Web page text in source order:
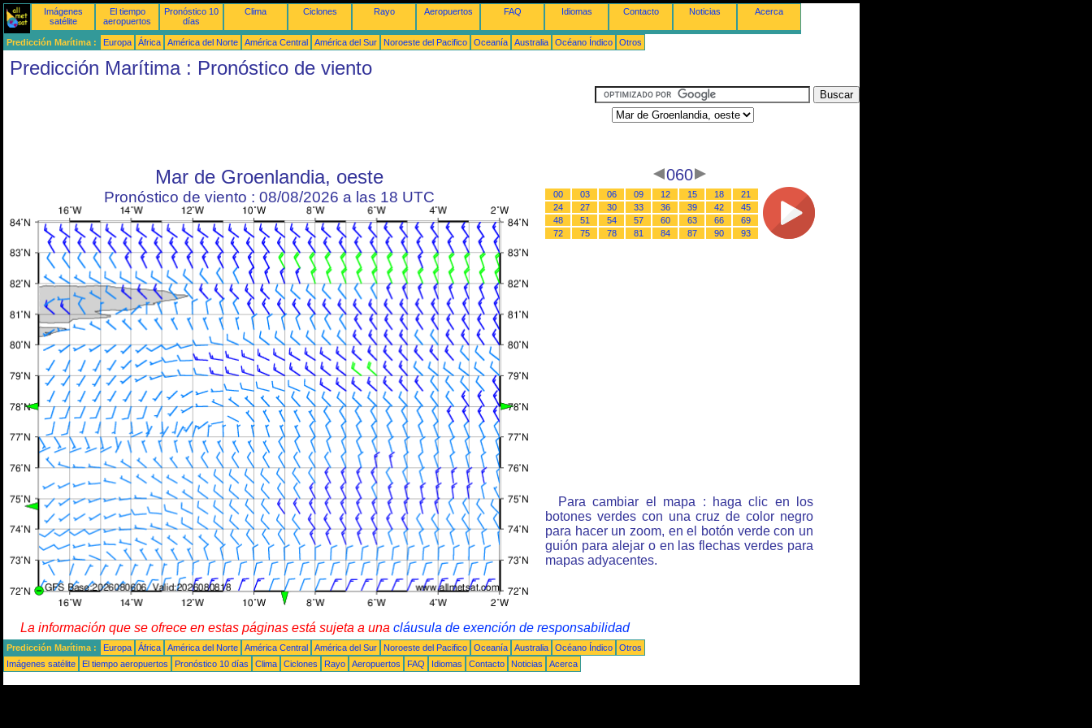
Imágenes
satélite
El tiempo
aeropuertos
Pronóstico 10
días
Clima Ciclones Rayo Aeropuertos FAQ Idiomas Contacto Noticias Acerca
Predicción Marítima : Europa África América del Norte América Central América del Sur Noroeste del Pacifico Oceanía Australia Océano Índico Otros
Predicción Marítima : Pronóstico de viento
Mar de Groenlandia, oeste
Pronóstico de viento : 08/08/2026 a las 18 UTC
060
00 03 06 09 12 15 18
21
24
27 30 33 36 39 42
45
48
51 54 57 60 63 66
69
72
75 78 81 84 87 90 93
Para cambiar el mapa : haga clic en los
botones verdes con una cruz de color negro
para hacer un zoom, en el botón verde con un
guión para alejar o en las flechas verdes para
mapas adyacentes.
La información que se ofrece en estas páginas está sujeta a una cláusula de exención de responsabilidad
Predicción Marítima : Europa África América del Norte América Central América del Sur Noroeste del Pacifico Oceanía Australia Océano Índico
Otros
Imágenes satélite
El tiempo aeropuertos Pronóstico 10 días Clima Ciclones Rayo Aeropuertos FAQ Idiomas Contacto Noticias Acerca